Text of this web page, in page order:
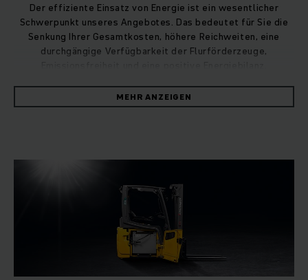
Der effiziente Einsatz von Energie ist ein wesentlicher
Schwerpunkt unseres Angebotes. Das bedeutet für Sie die
Senkung Ihrer Gesamtkosten, höhere Reichweiten, eine
durchgängige Verfügbarkeit der Flurförderzeuge,
als einziger Anbieter nicht nur die Fahrzeuge und
Steuerungen, sondern auch Software, Batterien und
Vorreiter seit Jahrzehnten
Jungheinrich ein echter Pionier auf dem Gebiet der
Elektromobilität.
Über 95% unserer produzierten Fahrzeuge sind elektrisch
MEHR ANZEIGEN